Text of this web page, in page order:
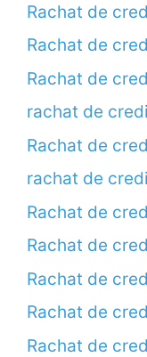
Rachat de
Rachat de
Rachat de
rachat de
Rachat de
rachat de
Rachat de
Rachat de
Rachat de
Rachat de
Rachat de